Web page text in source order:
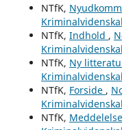
NTfK,
NTfK, Indhold ,
NTfK, Ny
NTfK, Forside ,
NTfK,